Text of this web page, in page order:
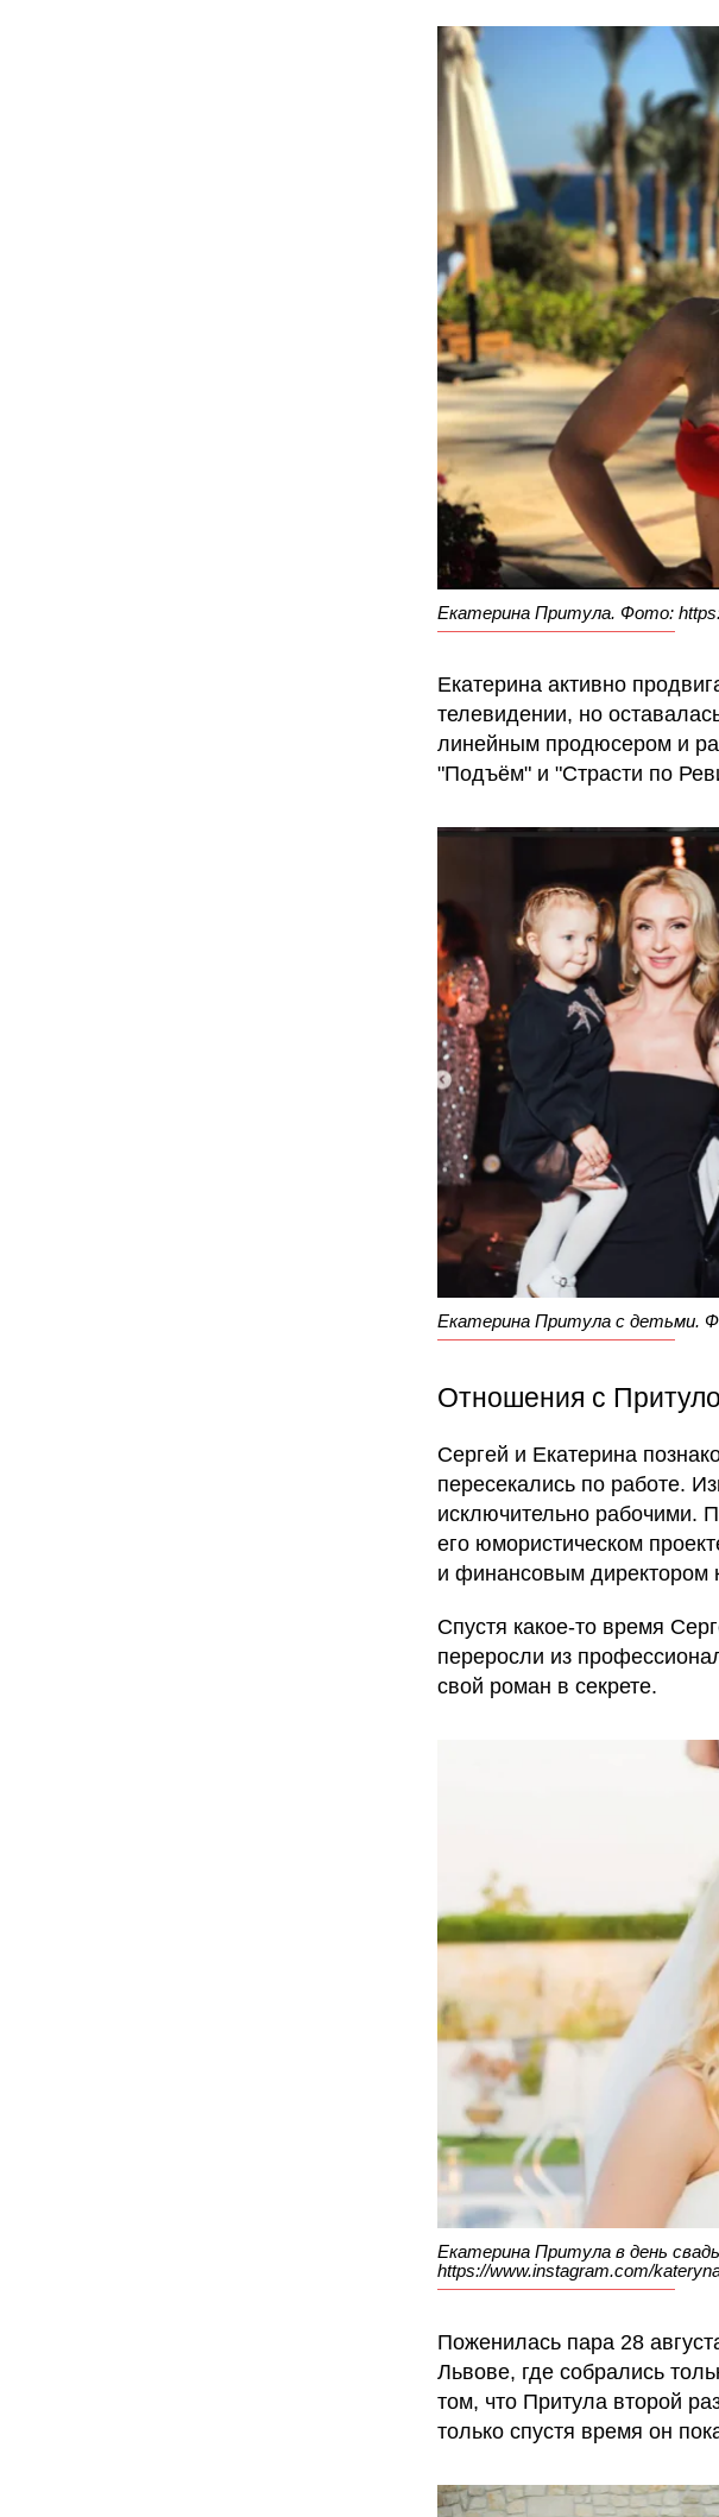
Екатерина Притула. Фото:
Екатерина активно
телевидении, но
линейным продюсером и
"Подъём" и "Страсти по
Екатерина Притула с детьми.
Отношения с
Сергей и Екатерина
пересекались по работе.
исключительно рабочими.
его юмористическом
и финансовым директором
Спустя какое-то время
переросли из
свой роман в секрете.
Екатерина Притула в день
https://www.instagram.com/
Поженилась пара 28
Львове, где собрались
том, что Притула второй
только спустя время он